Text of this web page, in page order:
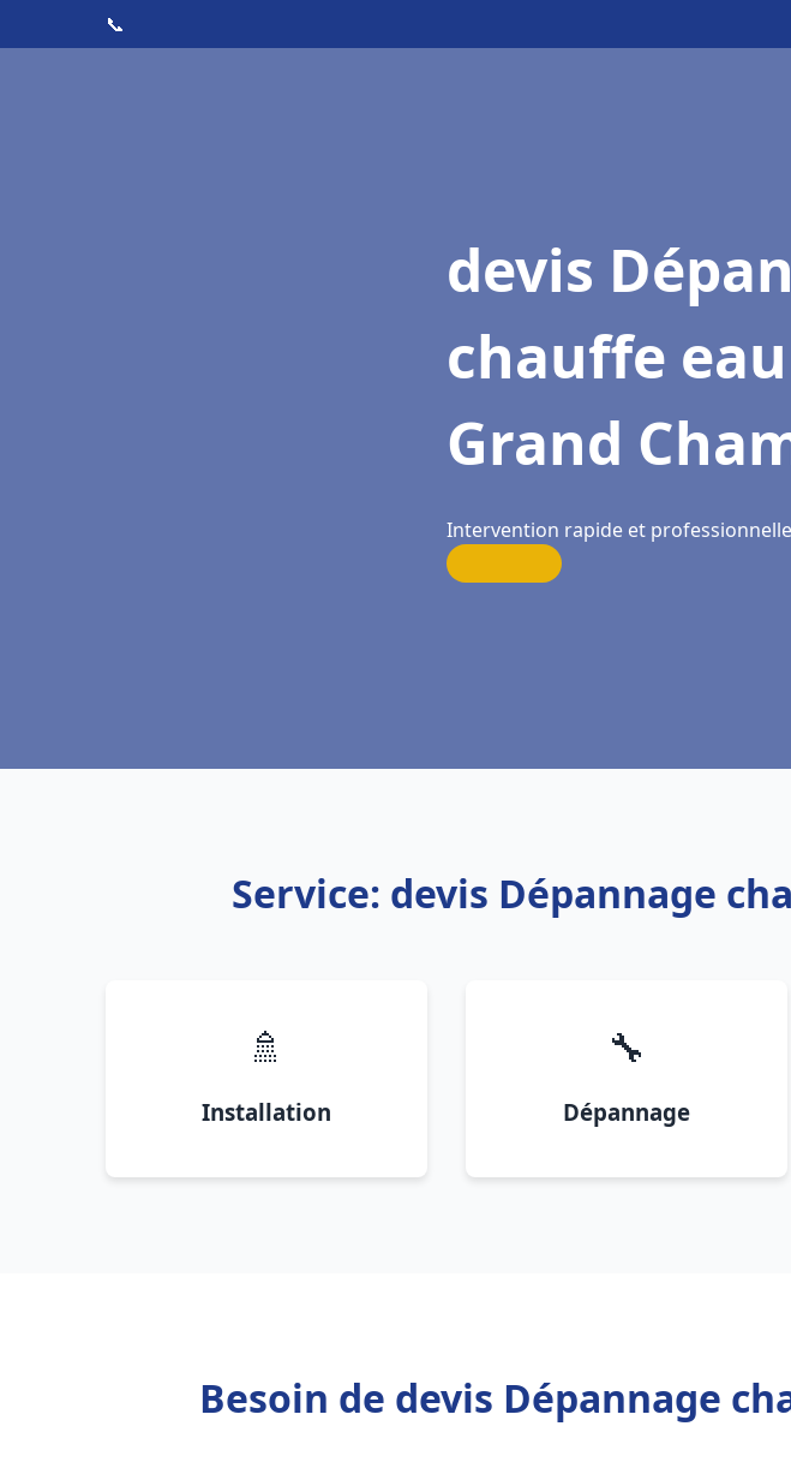
📞
devis
chauffe
Grand
Intervention rapide et
Service: devis Dépannage
🚿
Installation
🔧
Dépannage
Besoin de devis Dépannage